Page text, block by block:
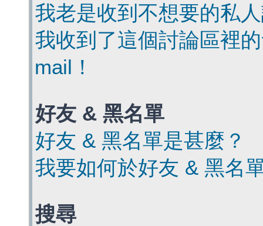
我老是收到不想要的私
我收到了這個討論區裡
mail！
好友 & 黑名單
好友 & 黑名單是甚麼？
我要如何於好友 & 黑名
搜尋